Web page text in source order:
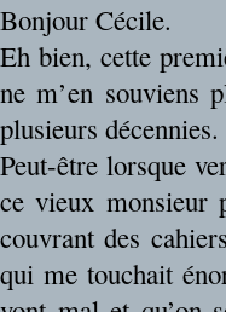
Bonjour Cécile.
Eh bien, cette
ne m’en souviens
plusieurs décennies.
Peut-être lorsque
ce vieux monsieur
couvrant des
qui me touchait